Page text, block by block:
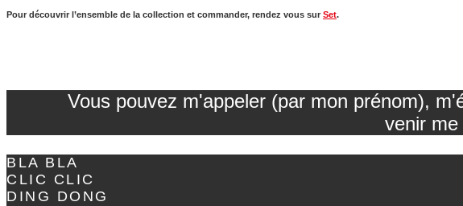
Pour découvrir l’ensemble de la collection et commander, rendez vous sur Set.
Vous pouvez m'appeler (par mon prénom),
venir
BLA BLA
CLIC CLIC
DING DONG